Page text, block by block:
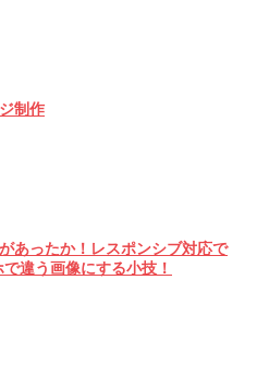
制作
あったか！レスポンシブ対応で
違う画像にする小技！